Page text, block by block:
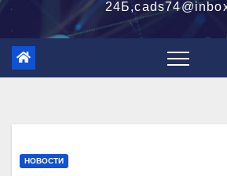
НОВОСТИ